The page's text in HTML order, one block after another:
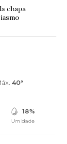
chapa
40°
18%
Umidade